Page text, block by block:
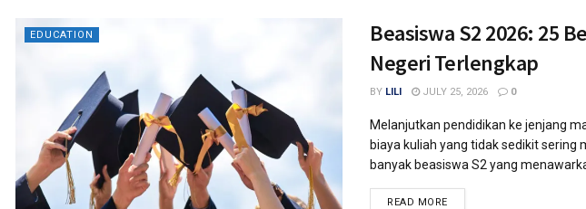
EDUCATION
Beasiswa S2 2026: 25
Negeri Terlengkap
BY LILI JULY 25, 2026 0
Melanjutkan pendidikan ke jenjang
biaya kuliah yang tidak sedikit sering
banyak beasiswa S2 yang
READ MORE